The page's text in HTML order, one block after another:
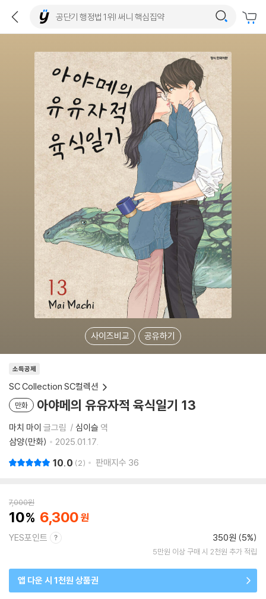
사이즈비교 공유하기
소득공제
SC Collection SC컬렉션
만화 아야메의 유유자적 육식일기 13
마치 마이 글그림 심이슬 역
삼양(만화)
2025.01.17.
10.0 2 판매지수 36
7,000원
10 6,300
YES포인트 350원 (5%)
5만원 이상 구매 시 2천원 추가 적립
앱 다운 시 1천원 상품권